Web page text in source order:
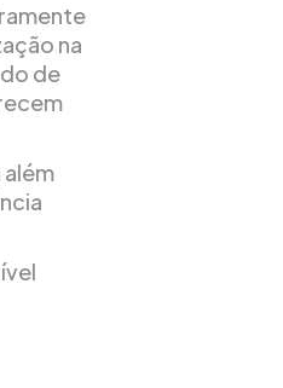
na
de
além